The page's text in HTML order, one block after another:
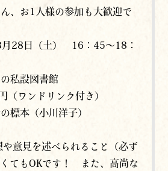
、お1人様の参加も大歓迎で
月28日（土） 16：45～18：
の私設図書館
（ワンドリンク付き）
標本（小川洋子）
意見を述べられること（必ず
くてもOKです！ また、高尚な